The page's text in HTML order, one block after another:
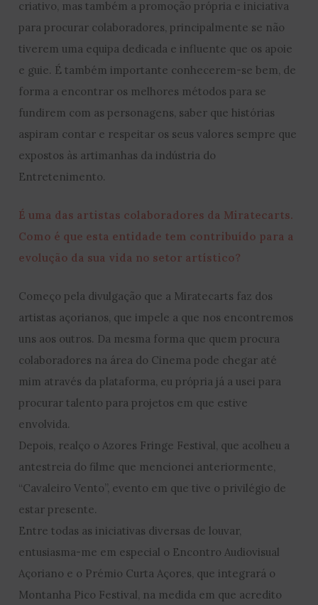
criativo, mas também a promoção própria e iniciativa
para procurar colaboradores, principalmente se não
tiverem uma equipa dedicada e influente que os apoie
e guie. É também importante conhecerem-se bem, de
forma a encontrar os melhores métodos para se
fundirem com as personagens, saber que histórias
aspiram contar e respeitar os seus valores sempre que
expostos às artimanhas da indústria do
Entretenimento.
É uma das artistas colaboradores da Miratecarts.
Como é que esta entidade tem contribuído para a
evolução da sua vida no setor artístico?
Começo pela divulgação que a Miratecarts faz dos
artistas açorianos, que impele a que nos encontremos
uns aos outros. Da mesma forma que quem procura
colaboradores na área do Cinema pode chegar até
mim através da plataforma, eu própria já a usei para
procurar talento para projetos em que estive
envolvida.
Depois, realço o Azores Fringe Festival, que acolheu a
antestreia do filme que mencionei anteriormente,
“Cavaleiro Vento”, evento em que tive o privilégio de
estar presente.
Entre todas as iniciativas diversas de louvar,
entusiasma-me em especial o Encontro Audiovisual
Açoriano e o Prémio Curta Açores, que integrará o
Montanha Pico Festival, na medida em que acredito